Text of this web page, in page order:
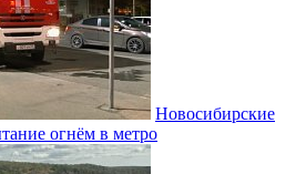
Новосибирские
огнём в метро